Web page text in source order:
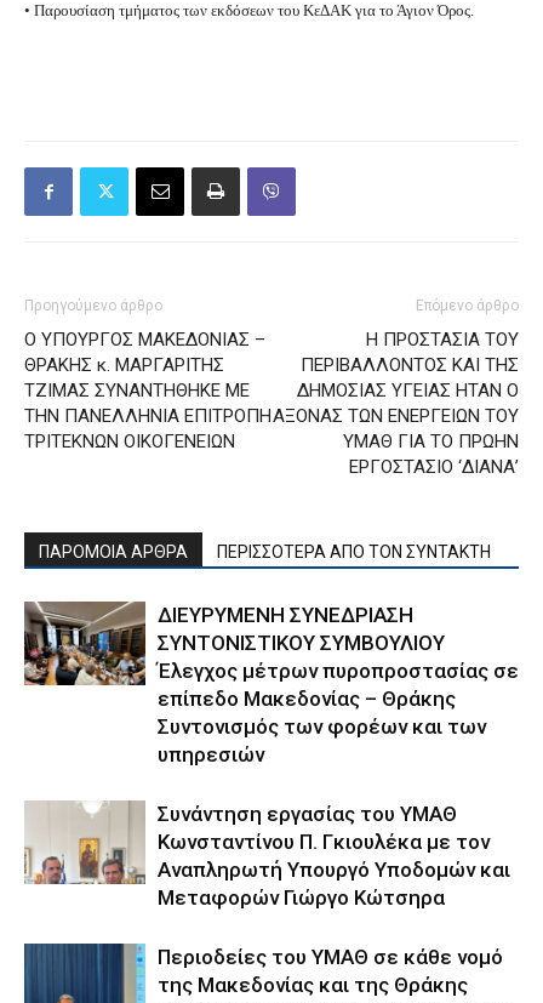
• Παρουσίαση τμήματος των εκδόσεων του ΚεΔΑΚ για το Άγιον Όρος.
Προηγούμενο άρθρο
Ο ΥΠΟΥΡΓΟΣ ΜΑΚΕΔΟΝΙΑΣ –
ΘΡΑΚΗΣ κ. ΜΑΡΓΑΡΙΤΗΣ
ΤΖΙΜΑΣ ΣΥΝΑΝΤΗΘΗΚΕ ΜΕ
ΤΗΝ ΠΑΝΕΛΛΗΝΙΑ ΕΠΙΤΡΟΠΗ
ΤΡΙΤΕΚΝΩΝ ΟΙΚΟΓΕΝΕΙΩΝ
Επόμενο άρθρο
Η ΠΡΟΣΤΑΣΙΑ ΤΟΥ
ΠΕΡΙΒΑΛΛΟΝΤΟΣ ΚΑΙ ΤΗΣ
ΔΗΜΟΣΙΑΣ ΥΓΕΙΑΣ ΗΤΑΝ Ο
ΑΞΟΝΑΣ ΤΩΝ ΕΝΕΡΓΕΙΩΝ ΤΟΥ
ΥΜΑΘ ΓΙΑ ΤΟ ΠΡΩΗΝ
ΕΡΓΟΣΤΑΣΙΟ ‘ΔΙΑΝΑ’
ΠΑΡΟΜΟΙΑ ΑΡΘΡΑ ΠΕΡΙΣΣΟΤΕΡΑ ΑΠΟ ΤΟΝ ΣΥΝΤΑΚΤΗ
ΔΙΕΥΡΥΜΕΝΗ ΣΥΝΕΔΡΙΑΣΗ
ΣΥΝΤΟΝΙΣΤΙΚΟΥ ΣΥΜΒΟΥΛΙΟΥ
Έλεγχος μέτρων πυροπροστασίας σε
επίπεδο Μακεδονίας – Θράκης
Συντονισμός των φορέων και των
υπηρεσιών
Συνάντηση εργασίας του ΥΜΑΘ
Κωνσταντίνου Π. Γκιουλέκα με τον
Αναπληρωτή Υπουργό Υποδομών και
Μεταφορών Γιώργο Κώτσηρα
Περιοδείες του ΥΜΑΘ σε κάθε νομό
της Μακεδονίας και της Θράκης